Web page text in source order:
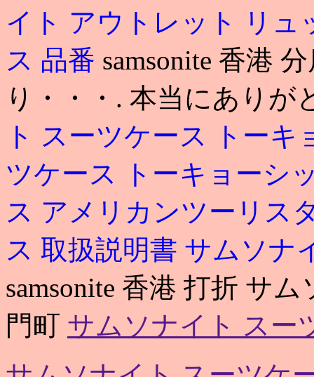
イト アウトレット リュ
ス 品番 samsonite 香港
り・・・. 本当にあり
ト スーツケース トーキ
ツケース トーキョーシ
ス アメリカンツーリス
ス 取扱説明書 サムソナ
samsonite 香港 打折 サ
門町 サムソナイト スー